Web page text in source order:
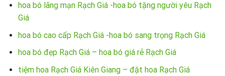
hoa bó lãng mạn Rạch Giá -hoa bó tặng người yêu Rạch
Giá
hoa bó cao cấp Rạch Giá -hoa bó sang trọng Rạch Giá
hoa bó đẹp Rạch Giá – hoa bó giá rẻ Rạch Giá
tiệm hoa Rạch Giá Kiên Giang – đặt hoa Rạch Giá